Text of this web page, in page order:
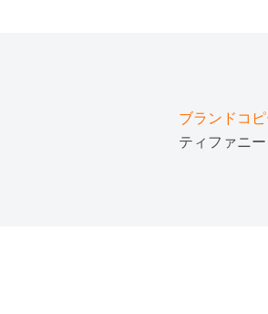
ブランドコ
ティファニ